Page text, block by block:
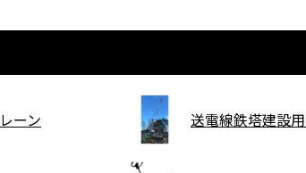
ーン 送電線鉄塔建設